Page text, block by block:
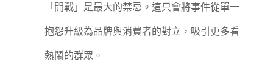
「開戰」是最大的禁忌。這只會將事件從單一
抱怨升級為品牌與消費者的對立，吸引更多看
熱鬧的群眾。